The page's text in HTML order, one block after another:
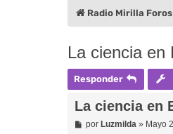
Radio Mirilla Foros
La ciencia en
Responder
La ciencia en
M
por Luzmilda» Mayo